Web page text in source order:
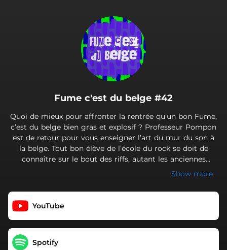
Fume c'est du belge #42
Quoi de mieux pour affronter la rentrée qu’un bon Fume,
c’est du belge bien gras et explosif ? Professeur Pompon
est de retour pour vous enseigner l’art du mur du son à
la belge. Tout bon élève de l’école du rock se doit de
connaître sur le bout des riffs, autant les anciennes
formules que la nouvelle grammaire du bruit. À vos
Show more
YouTube
Spotify